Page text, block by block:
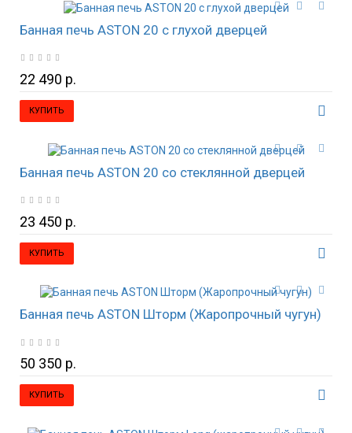
Банная печь ASTON 20 с глухой дверцей
22 490 р.
КУПИТЬ
Банная печь ASTON 20 со стеклянной дверцей
23 450 р.
КУПИТЬ
Банная печь ASTON Шторм (Жаропрочный чугун)
50 350 р.
КУПИТЬ